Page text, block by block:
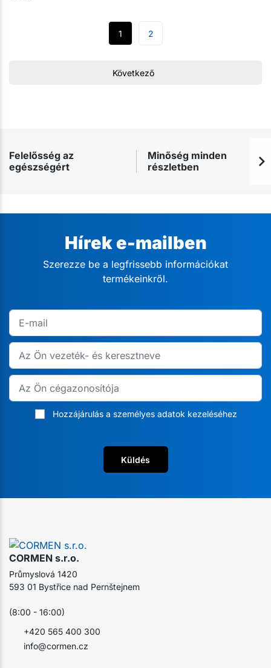
1 2
Következő
Felelősség az
egészségért
Minőség minden
részletben
Hírek e-mailben
Szerezze be a legfrissebb információkat
termékeinkről.
Hozzájárulás a személyes adatok kezeléséhez
Küldés
CORMEN s.r.o.
info@cormen.cz
+420 565 400 300
Průmyslová 1420
593 01 Bystřice nad Pernštejnem
(8:00 - 16:00)